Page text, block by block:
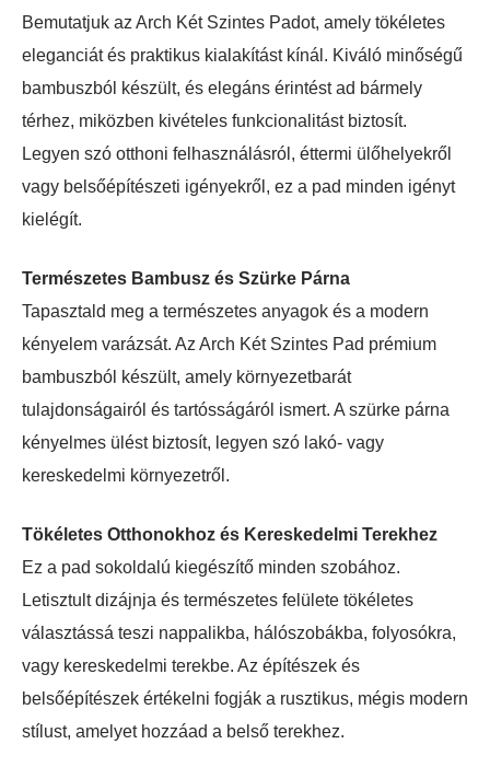
Bemutatjuk az Arch Két Szintes Padot, amely tökéletes
eleganciát és praktikus kialakítást kínál. Kiváló minőségű
bambuszból készült, és elegáns érintést ad bármely
térhez, miközben kivételes funkcionalitást biztosít.
Legyen szó otthoni felhasználásról, éttermi ülőhelyekről
vagy belsőépítészeti igényekről, ez a pad minden igényt
kielégít.
Természetes Bambusz és Szürke Párna
Tapasztald meg a természetes anyagok és a modern
kényelem varázsát. Az Arch Két Szintes Pad prémium
bambuszból készült, amely környezetbarát
tulajdonságairól és tartósságáról ismert. A szürke párna
kényelmes ülést biztosít, legyen szó lakó- vagy
kereskedelmi környezetről.
Tökéletes Otthonokhoz és Kereskedelmi Terekhez
Ez a pad sokoldalú kiegészítő minden szobához.
Letisztult dizájnja és természetes felülete tökéletes
választássá teszi nappalikba, hálószobákba, folyosókra,
vagy kereskedelmi terekbe. Az építészek és
belsőépítészek értékelni fogják a rusztikus, mégis modern
stílust, amelyet hozzáad a belső terekhez.